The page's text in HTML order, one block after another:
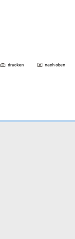
drucken nach oben